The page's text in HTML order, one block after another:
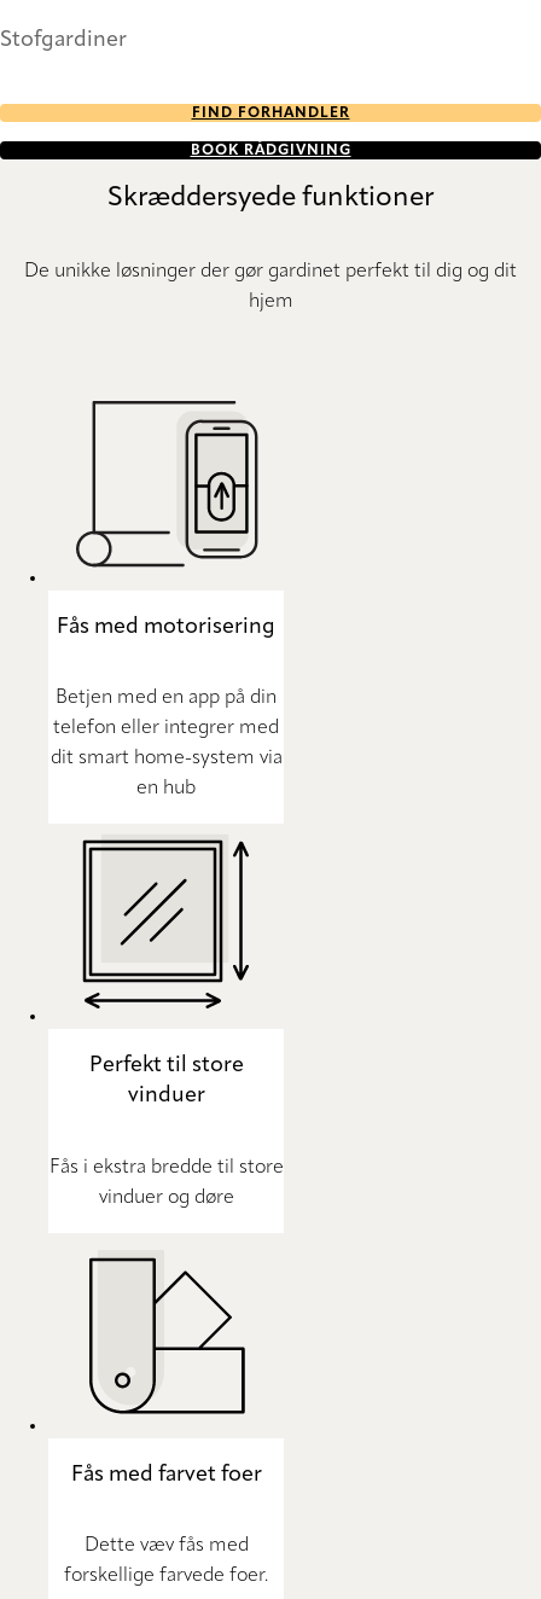
Stofgardiner
FIND FORHANDLER
BOOK RÅDGIVNING
Skræddersyede funktioner
De unikke løsninger der gør gardinet perfekt til dig og dit
hjem
Fås med motorisering
Betjen med en app på din
telefon eller integrer med
dit smart home-system via
en hub
Perfekt til store
vinduer
Fås i ekstra bredde til store
vinduer og døre
Fås med farvet foer
Dette væv fås med
forskellige farvede foer.